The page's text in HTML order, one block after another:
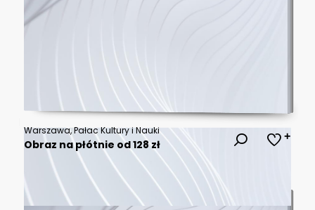
Warszawa, Pałac Kultury i Nauki
Obraz na płótnie od 128 zł